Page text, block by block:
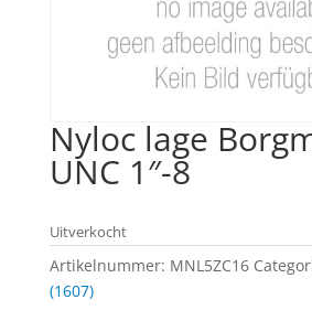
Nyloc lage
UNC 1″-8
Uitverkocht
Artikelnummer: MNL5ZC16
(1607)